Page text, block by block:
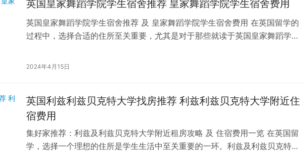
英国皇家舞蹈学院学生宿舍推荐 皇家舞蹈学院学生宿舍费用
英国皇家舞蹈学院学生宿舍推荐 及 皇家舞蹈学院学生宿舍费用 在英国留学的
过程中，选择合适的住所至关重要，尤其是对于那些就读于英国皇家舞蹈学院
2024年4月15日
英国利兹利兹贝克特大学找房推荐 利兹利兹贝克特大学附近住
宿费用
集好家推荐：利兹及利兹贝克特大学附近租房攻略 及 住宿费用一览 在英国留
学，选择一个理想的住所是学生生活中至关重要的一环。利兹及利兹贝克特大